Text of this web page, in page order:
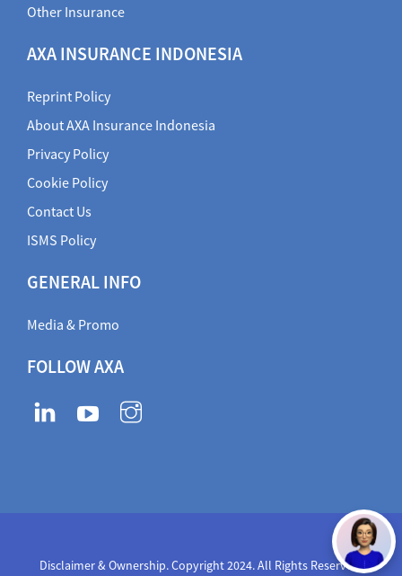
Other Insurance
AXA INSURANCE INDONESIA
Reprint Policy
About AXA Insurance Indonesia
Privacy Policy
Cookie Policy
Contact Us
ISMS Policy
GENERAL INFO
Media & Promo
FOLLOW AXA
Disclaimer & Ownership. Copyright 2024. All Rights Reserved,